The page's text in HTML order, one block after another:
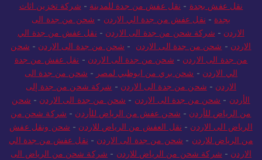
نقل عفش بجدة - نقل عفش من جدة للمدينة - شركة تخزين اثاث
بجدة - نقل عفش من جدة الي الاردن - شحن من جدة الى
الاردن - شركة شحن من جدة الى الاردن - نقل عفش من جدة الي
الاردن - شحن من جدة الى الاردن - شحن من جدة الى الاردن - شحن
من جدة الى الاردن - شحن من جدة الى الاردن - نقل عفش من جدة
الي الاردن - شحن بري من ابوظبي لمصر - شحن من جدة الى
الاردن - شحن من جدة الى الاردن - شركة شحن من جدة إلى
الأردن - شحن من جدة الى الاردن - شحن من جدة الى الاردن - شحن
من الرياض للأردن - شحن عفش من الرياض للأردن - شركة شحن من
الرياض الى الاردن - نقل العفش من الرياض للاردن - شحن ونقل عفش
من الرياض للاردن - شحن من جدة الى الاردن - نقل عفش من جدة الي
الاردن - شركة شحن من الرياض للاردن - شركة شحن من الرياض الى